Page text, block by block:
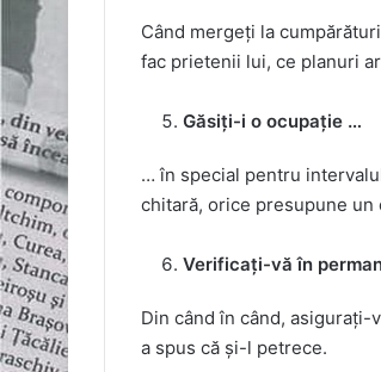
Când mergeți la
fac prietenii lui, ce planuri
Găsiți-i o ocupație …
… în special pentru
chitară, orice presupune un
Verificați-vă în
Din când în când, asigurați-
a spus că și-l petrece.